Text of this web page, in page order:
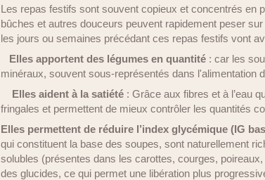
Les repas festifs sont souvent copieux et concentrés en
bûches et autres douceurs peuvent rapidement peser
les jours ou semaines précédant ces repas festifs vont
Elles apportent des légumes en quantité : car les
minéraux, souvent sous-représentés dans l'alimentation
Elles aident à la satiété : Grâce aux fibres et à l’eau
fringales et permettent de mieux contrôler les quantités
Elles permettent de réduire l’index glycémique (IG
qui constituent la base des soupes, sont naturellement
solubles (présentes dans les carottes, courges,
des glucides, ce qui permet une libération plus